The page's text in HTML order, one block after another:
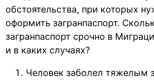
обстоятельства, при которых
оформить загранпаспорт.
загранпаспорт срочно в
и в каких случаях?
Человек заболел тяжелым